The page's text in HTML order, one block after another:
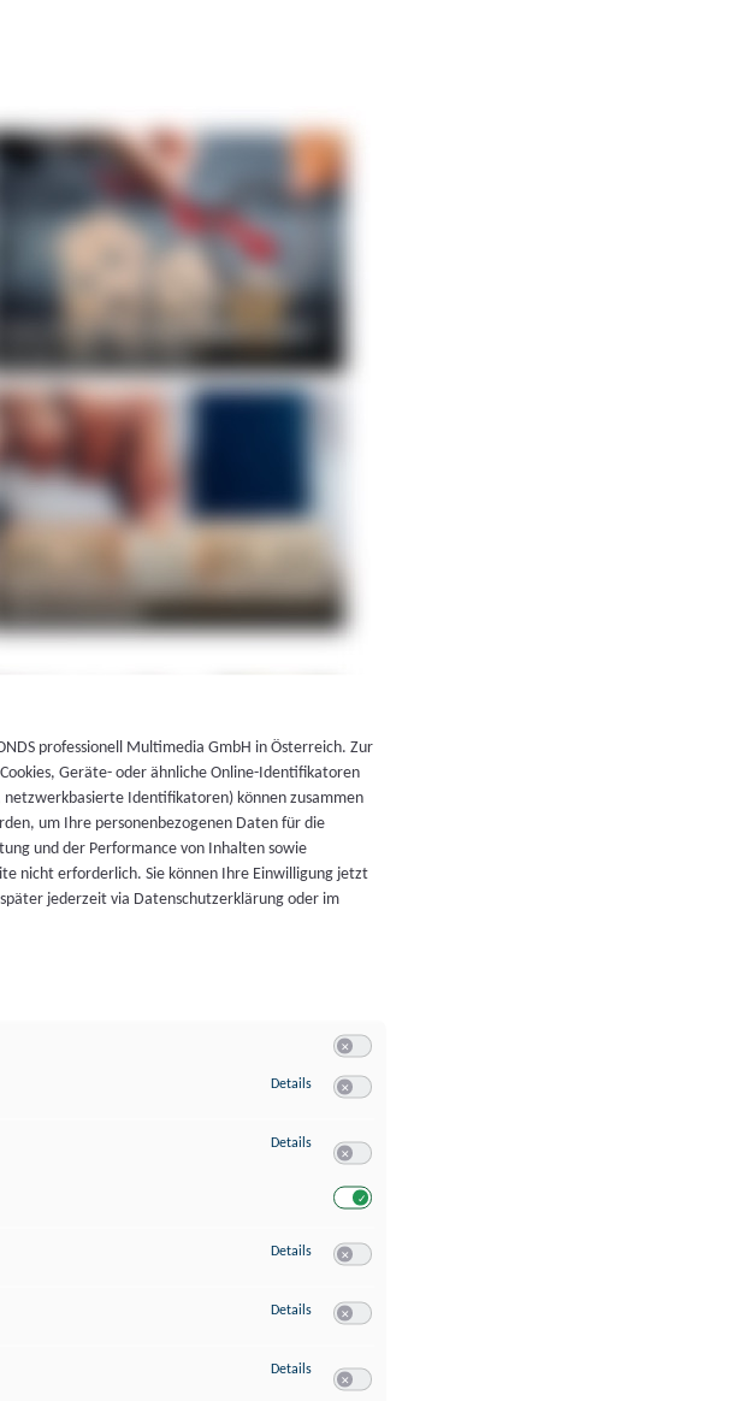
professionell Multimedia GmbH in Österreich. Zur
Geräte- oder ähnliche Online-Identifikatoren
Identifikatoren) können zusammen
um Ihre personenbezogenen Daten für die
und der Performance von Inhalten sowie
nicht erforderlich. Sie können Ihre Einwilligung jetzt
jederzeit via Datenschutzerklärung oder im
Details zu Speichern von oder Zugriff auf Informationen auf einem Endgerät
Details zu Verwendung reduzierter Daten zur Auswahl von Werbeanzeigen
Details zu Erstellung von Profilen für personalisierte Werbung
Details zu Verwendung von Profilen zur Auswahl personalisierter Werbung
Details zu Messung der Werbeleistung